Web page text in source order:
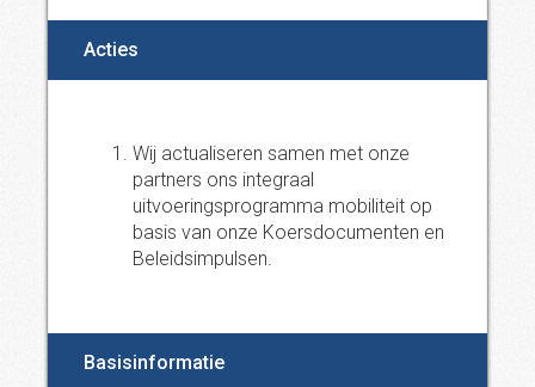
Acties
Wij actualiseren samen met onze
partners ons integraal
uitvoeringsprogramma mobiliteit op
basis van onze Koersdocumenten en
Beleidsimpulsen.
Basisinformatie